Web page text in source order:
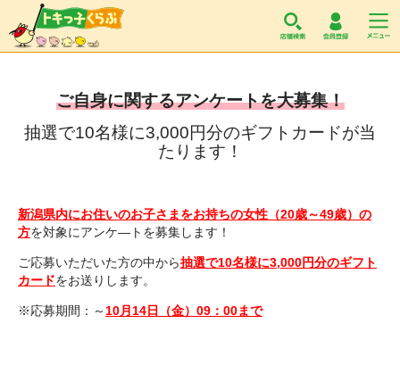
ご自身に関するアンケートを大募集！
抽選で10名様に3,000円分のギフトカードが当
たります！
新潟県内にお住いのお子さまをお持ちの女性（20歳～49歳）の
方を対象にアンケ―トを募集します！
ご応募いただいた方の中から抽選で10名様に3,000円分のギフト
カードをお送りします。
※応募期間：～10月14日（金）09：00まで